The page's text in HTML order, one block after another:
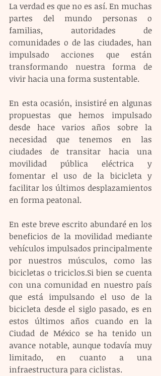
La verdad es que no es así. En muchas
partes del mundo personas o
familias, autoridades de
comunidades o de las ciudades, han
impulsado acciones que están
transformando nuestra forma de
vivir hacia una forma sustentable.
En esta ocasión, insistiré en algunas
propuestas que hemos impulsado
desde hace varios años sobre la
necesidad que tenemos en las
ciudades de transitar hacia una
movilidad pública eléctrica y
fomentar el uso de la bicicleta y
facilitar los últimos desplazamientos
en forma peatonal.
En este breve escrito abundaré en los
beneficios de la movilidad mediante
vehículos impulsados principalmente
por nuestros músculos, como las
bicicletas o triciclos.Si bien se cuenta
con una comunidad en nuestro país
que está impulsando el uso de la
bicicleta desde el siglo pasado, es en
estos últimos años cuando en la
Ciudad de México se ha tenido un
avance notable, aunque todavía muy
limitado, en cuanto a una
infraestructura para ciclistas.